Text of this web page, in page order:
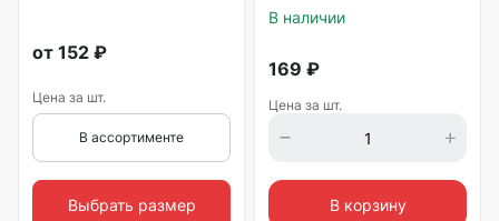
от 152 ₽
Цена за шт.
В ассортименте
Выбрать размер
В наличии
169 ₽
Цена за шт.
В корзину